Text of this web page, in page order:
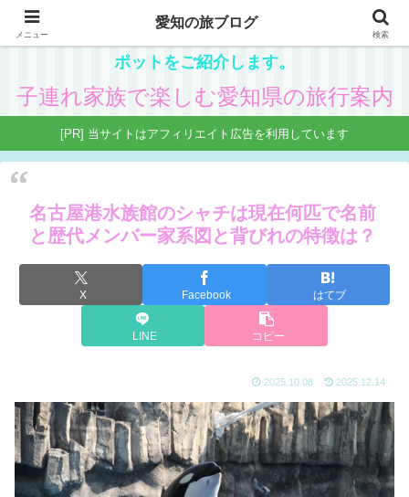
愛知在住の主婦が、子供と一緒に楽しめる県内観光ス
ポットをご紹介します。
子連れ家族で楽しむ愛知県の旅行案内
[PR] 当サイトはアフィリエイト広告を利用しています
名古屋港水族館のシャチは現在何匹で名前
と歴代メンバー家系図と背びれの特徴は？
X Facebook はてブ
LINE コピー
2025.10.08 2025.12.14
メニュー
愛知の旅ブログ
検索